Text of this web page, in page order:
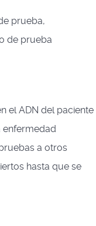
prueba,
de prueba
el ADN del paciente
enfermedad
a otros
hasta que se